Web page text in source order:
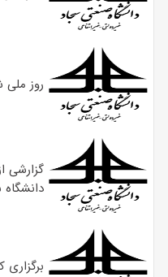
روز
گزارشی
برگزاری